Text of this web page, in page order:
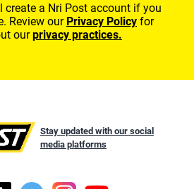
create a Nri Post account if you
Review our Privacy Policy for
ourprivacy practices.
Stay updated with our social
media platforms